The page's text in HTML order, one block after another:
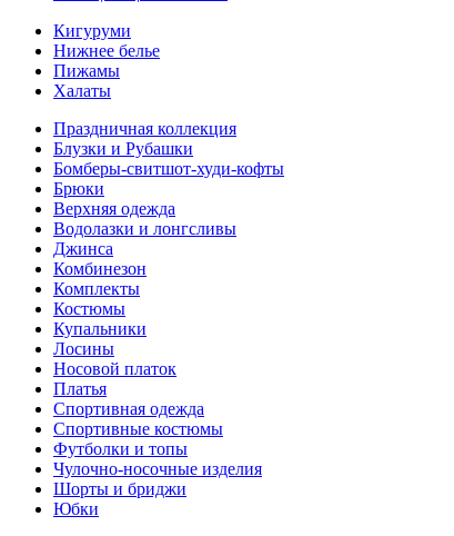
Кигуруми
Нижнее белье
Пижамы
Халаты
Праздничная коллекция
Блузки и Рубашки
Бомберы-свитшот-худи-кофты
Брюки
Верхняя одежда
Водолазки и лонгсливы
Джинса
Комбинезон
Комплекты
Костюмы
Купальники
Лосины
Носовой платок
Платья
Спортивная одежда
Спортивные костюмы
Футболки и топы
Чулочно-носочные изделия
Шорты и бриджи
Юбки